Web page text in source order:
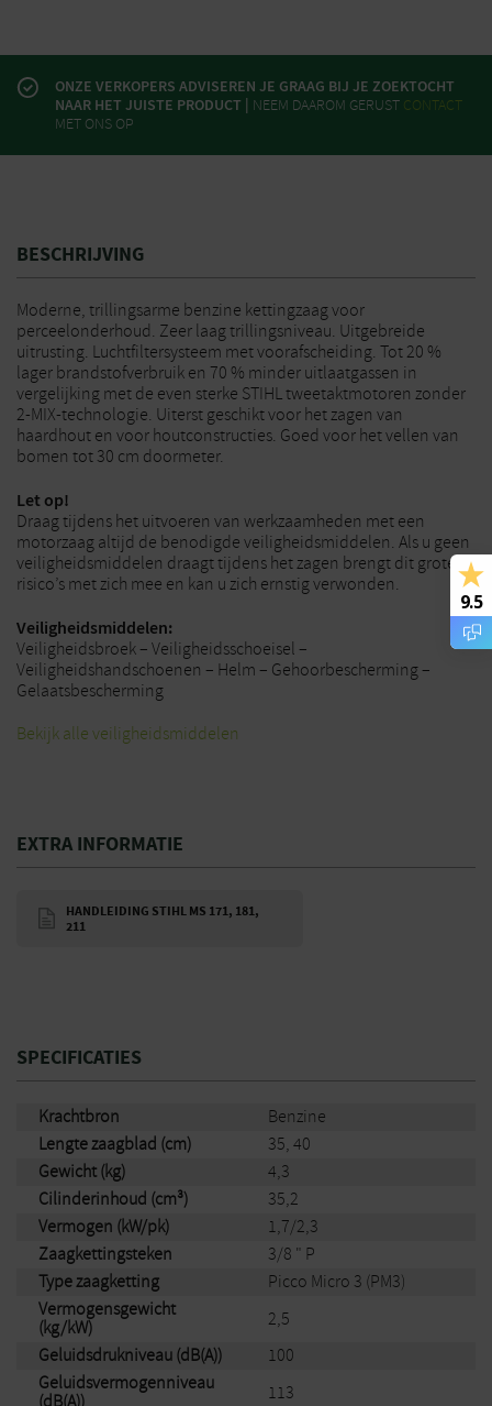
ONZE VERKOPERS ADVISEREN JE GRAAG BIJ JE ZOEKTOCHT
NAAR HET JUISTE PRODUCT | NEEM DAAROM GERUST CONTACT
MET ONS OP
BESCHRIJVING
Moderne, trillingsarme benzine kettingzaag voor
perceelonderhoud. Zeer laag trillingsniveau. Uitgebreide
uitrusting. Luchtfiltersysteem met voorafscheiding. Tot 20 %
lager brandstofverbruik en 70 % minder uitlaatgassen in
vergelijking met de even sterke STIHL tweetaktmotoren zonder
2-MIX-technologie. Uiterst geschikt voor het zagen van
haardhout en voor houtconstructies. Goed voor het vellen van
bomen tot 30 cm doormeter.
Let op!
Draag tijdens het uitvoeren van werkzaamheden met een
motorzaag altijd de benodigde veiligheidsmiddelen. Als u geen
veiligheidsmiddelen draagt tijdens het zagen brengt dit grote
risico’s met zich mee en kan u zich ernstig verwonden.
Veiligheidsmiddelen:
Veiligheidsbroek – Veiligheidsschoeisel –
Veiligheidshandschoenen – Helm – Gehoorbescherming –
Gelaatsbescherming
Bekijk alle veiligheidsmiddelen
EXTRA INFORMATIE
HANDLEIDING STIHL MS 171, 181,
211
SPECIFICATIES
Krachtbron
Benzine
Lengte zaagblad (cm)
35, 40
Gewicht (kg)
4,3
Cilinderinhoud (cm³)
35,2
Vermogen (kW/pk)
1,7/2,3
Zaagkettingsteken
3/8 " P
Type zaagketting
Picco Micro 3 (PM3)
Vermogensgewicht
(kg/kW)
2,5
Geluidsdrukniveau (dB(A))
100
Geluidsvermogenniveau
(dB(A))
113
9.5